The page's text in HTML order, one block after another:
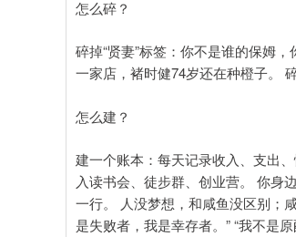
怎么碎？
碎掉“贤妻”标签：你不是谁的保姆
一家店，褚时健74岁还在种橙子。
怎么建？
建一个账本：每天记录收入、支出
入读书会、徒步群、创业营。 你身
一行。 人没梦想，和咸鱼没区别；
是失败者，我是幸存者。” “我不是